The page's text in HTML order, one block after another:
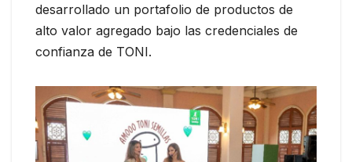
desarrollado un portafolio de productos de
alto valor agregado bajo las credenciales de
confianza de TONI.